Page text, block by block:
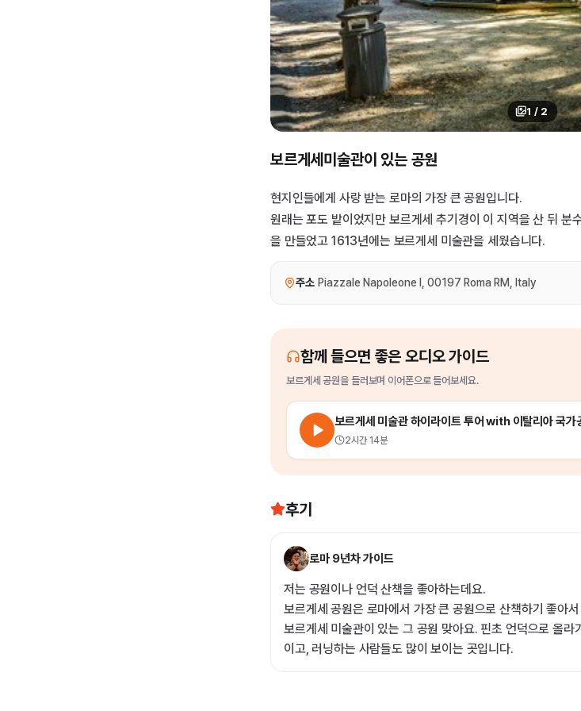
1 / 2
보르게세미술관이 있는 공원
현지인들에게 사랑 받는 로마의 가장 큰 공원입니다.
원래는 포도 밭이었지만 보르게세 추기경이 이 지역을 산 뒤 분
을 만들었고 1613년에는 보르게세 미술관을 세웠습니다.
주소 Piazzale Napoleone I, 00197 Roma RM, Italy
함께 들으면 좋은 오디오 가이드
보르게세 공원을들러보며 이어폰으로 들어보세요.
보르게세 미술관 하이라이트 투어 with 이탈리아 국가
2시간 14분
후기
로마 9년차 가이드
저는 공원이나 언덕 산책을 좋아하는데요.
보르게세 공원은 로마에서 가장 큰 공원으로 산책하기 좋아
보르게세 미술관이 있는 그 공원 맞아요. 핀초 언덕으로 올라
이고, 러닝하는 사람들도 많이 보이는 곳입니다.